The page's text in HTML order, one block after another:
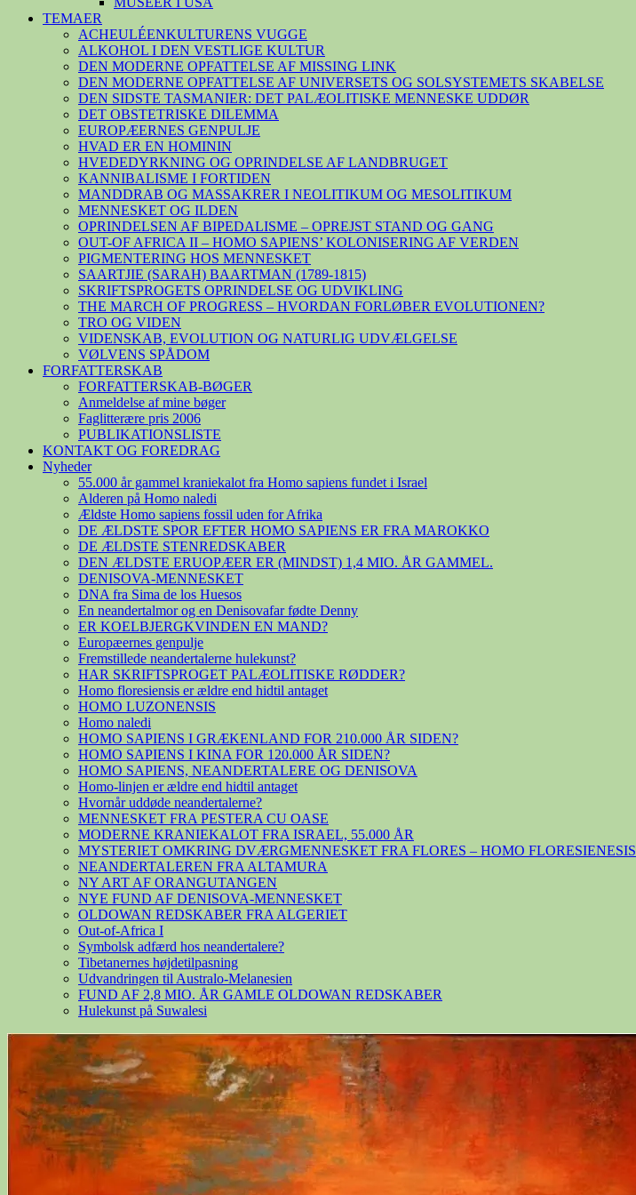
TEMAER
ACHEULÉENKULTURENS VUGGE
ALKOHOL I DEN VESTLIGE KULTUR
DEN MODERNE OPFATTELSE AF MISSING LINK
DEN MODERNE OPFATTELSE AF UNIVERSETS OG SOLSYSTEMETS SKABELSE
DEN SIDSTE TASMANIER: DET PALÆOLITISKE MENNESKE UDDØR
DET OBSTETRISKE DILEMMA
EUROPÆERNES GENPULJE
HVAD ER EN HOMININ
HVEDEDYRKNING OG OPRINDELSE AF LANDBRUGET
KANNIBALISME I FORTIDEN
MANDDRAB OG MASSAKRER I NEOLITIKUM OG MESOLITIKUM
MENNESKET OG ILDEN
OPRINDELSEN AF BIPEDALISME – OPREJST STAND OG GANG
OUT-OF AFRICA II – HOMO SAPIENS’ KOLONISERING AF VERDEN
PIGMENTERING HOS MENNESKET
SAARTJIE (SARAH) BAARTMAN (1789-1815)
SKRIFTSPROGETS OPRINDELSE OG UDVIKLING
THE MARCH OF PROGRESS – HVORDAN FORLØBER EVOLUTIONEN?
TRO OG VIDEN
VIDENSKAB, EVOLUTION OG NATURLIG UDVÆLGELSE
VØLVENS SPÅDOM
FORFATTERSKAB
FORFATTERSKAB-BØGER
Anmeldelse af mine bøger
Faglitterære pris 2006
PUBLIKATIONSLISTE
KONTAKT OG FOREDRAG
Nyheder
55.000 år gammel kraniekalot fra Homo sapiens fundet i Israel
Alderen på Homo naledi
Ældste Homo sapiens fossil uden for Afrika
DE ÆLDSTE SPOR EFTER HOMO SAPIENS ER FRA MAROKKO
DE ÆLDSTE STENREDSKABER
DEN ÆLDSTE ERUOPÆER ER (MINDST) 1,4 MIO. ÅR GAMMEL.
DENISOVA-MENNESKET
DNA fra Sima de los Huesos
En neandertalmor og en Denisovafar fødte Denny
ER KOELBJERGKVINDEN EN MAND?
Europæernes genpulje
Fremstillede neandertalerne hulekunst?
HAR SKRIFTSPROGET PALÆOLITISKE RØDDER?
Homo floresiensis er ældre end hidtil antaget
HOMO LUZONENSIS
Homo naledi
HOMO SAPIENS I GRÆKENLAND FOR 210.000 ÅR SIDEN?
HOMO SAPIENS I KINA FOR 120.000 ÅR SIDEN?
HOMO SAPIENS, NEANDERTALERE OG DENISOVA
Homo-linjen er ældre end hidtil antaget
Hvornår uddøde neandertalerne?
MENNESKET FRA PESTERA CU OASE
MODERNE KRANIEKALOT FRA ISRAEL, 55.000 ÅR
MYSTERIET OMKRING DVÆRGMENNESKET FRA FLORES – HOMO FLORESIENESIS
NEANDERTALEREN FRA ALTAMURA
NY ART AF ORANGUTANGEN
NYE FUND AF DENISOVA-MENNESKET
OLDOWAN REDSKABER FRA ALGERIET
Out-of-Africa I
Symbolsk adfærd hos neandertalere?
Tibetanernes højdetilpasning
Udvandringen til Australo-Melanesien
FUND AF 2,8 MIO. ÅR GAMLE OLDOWAN REDSKABER
Hulekunst på Suwalesi